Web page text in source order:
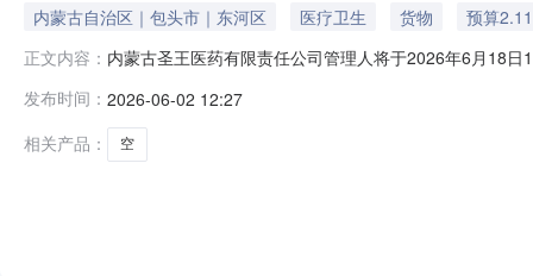
内蒙古自治区｜包头市｜东河区 医疗卫生 货物
预算
正文内容： 内蒙古圣王医药有限责任公司管理人将于2026年6月18
安牌轻型厢式货车。起拍价：21168元，保证金：4200
发布时间： 2026-06-02 12:27
相关产品：
空